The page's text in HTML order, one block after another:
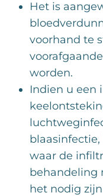
Het is
voorhand te
worden.
Indien u een
waar de
behandeling
het nodig